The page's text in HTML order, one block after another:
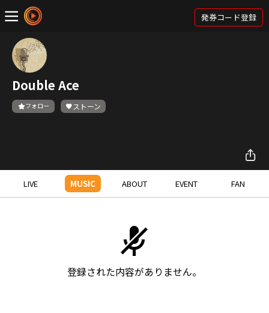
発券コード登録
Double Ace
フォロー ストーン
LIVE MUSIC ABOUT EVENT FAN
登録された内容がありません。